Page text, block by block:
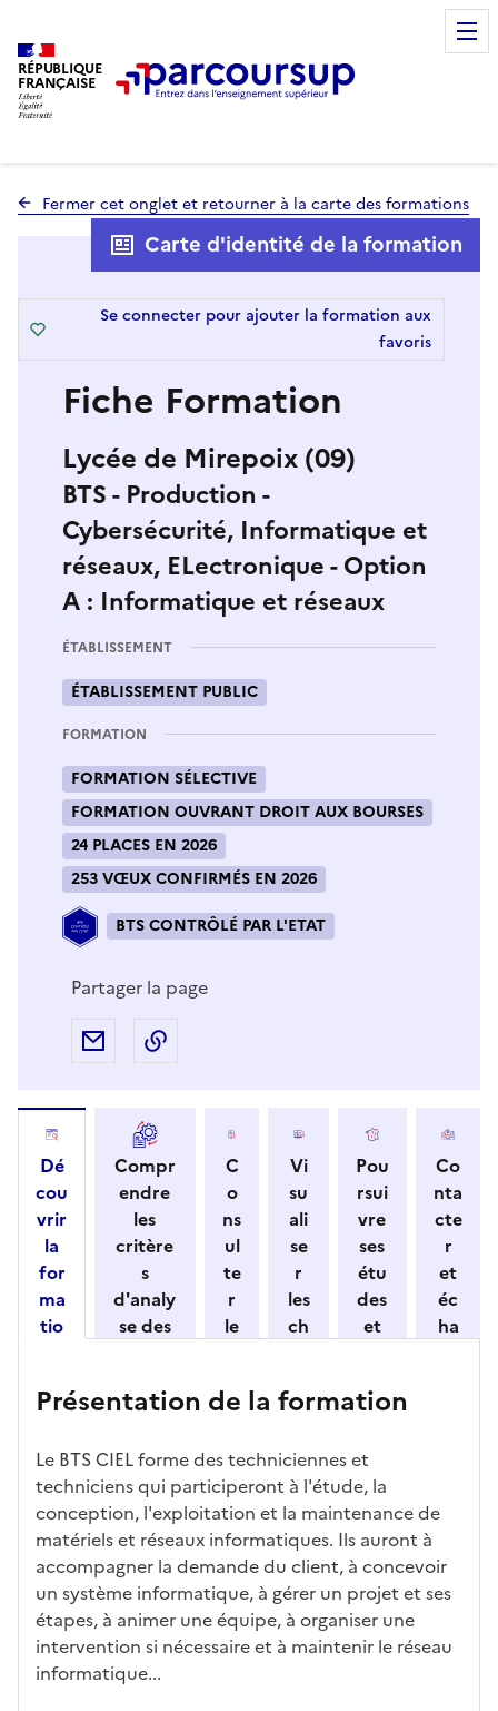
RÉPUBLIQUE
FRANÇAISE
Fermer cet onglet et retourner à la carte des formations
Fiche Formation
Lycée de Mirepoix (09)
BTS - Production -
Cybersécurité, Informatique et
réseaux, ELectronique - Option
A : Informatique et réseaux
Carte d'identité de la formation
Se connecter pour ajouter la formation aux
favoris
ÉTABLISSEMENT
ÉTABLISSEMENT PUBLIC
FORMATION
FORMATION SÉLECTIVE
FORMATION OUVRANT DROIT AUX BOURSES
24 PLACES EN 2026
253 VŒUX CONFIRMÉS EN 2026
BTS CONTRÔLÉ PAR L'ETAT
Partager la page
Partager par e-mail
Dé
cou
vrir
la
for
ma
tio
ses
act
éris
tiq
ues
Compr
endre
les
critère
s
d'analy
se des
par
ssemen
t
C
o
ns
ul
te
r
le
o
ali
té
s
d
e
c
a
n
Vi
su
ali
se
r
les
ch
s
ac
cè
s à
la
fo
rm
ati
on
Pou
rsui
vre
ses
étu
des
et
re
dé
bo
uch
és
Co
nta
cte
r
et
éc
ha
iss
ent
Présentation de la formation
Le BTS CIEL forme des techniciennes et
techniciens qui participeront à l'étude, la
conception, l'exploitation et la maintenance de
matériels et réseaux informatiques. Ils auront à
accompagner la demande du client, à concevoir
un système informatique, à gérer un projet et ses
étapes, à animer une équipe, à organiser une
intervention si nécessaire et à maintenir le réseau
informatique...